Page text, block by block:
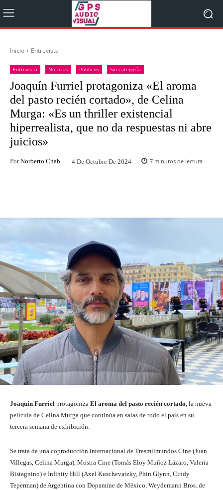
Inicio Entrevista
Entrevista Noticias Públicos Sin categoría
Joaquín Furriel protagoniza «El aroma
del pasto recién cortado», de Celina
Murga: «Es un thriller existencial
hiperrealista, que no da respuestas ni abre
juicios»
Por Norberto Chab 4 De Octubre De 2024 7 minutos de lectura
Joaquín Furriel protagoniza El aroma del pasto recién cortado, la nueva
película de Celina Murga que continúa en salas de todo el país en su
tercera semana de exhibición.
Se trata de una coproducción internacional de Tresmilmundos Cine (Juan
Villegas, Celina Murga), Mostra Cine (Tomás Eloy Muñoz Lázaro, Valeria
Bistagnino) e Infinity Hill (Axel Kuschevatzky, Phin Glynn, Cindy
Teperman) de Argentina con Dopamine de México, Weydemann Bros. de